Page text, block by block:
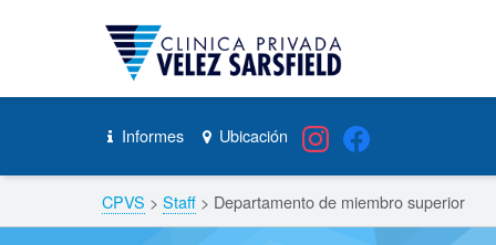
Departamento de miembro superior – CPVS
Header info sidebar Informes Ubicación
Breadcrumbs navigation
CPVS > Staff > Departamento de miembro superior